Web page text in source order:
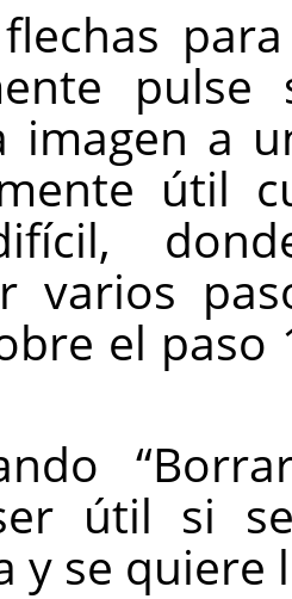
imagen a
útil
varios
el
“
útil si
y se